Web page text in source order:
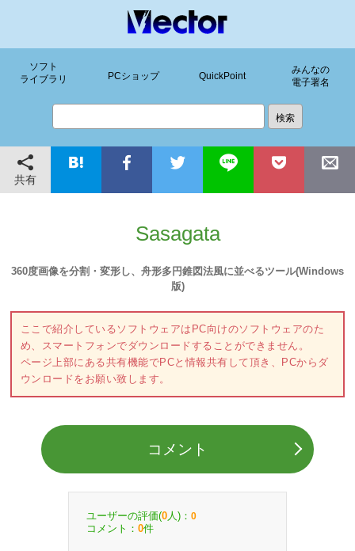
ソフト
ライブラリ
PCショップ QuickPoint
みんなの
電子署名
共有
Sasagata
360度画像を分割・変形し、舟形多円錐図法風に並べるツール(Windows
版)
ここで紹介しているソフトウェアはPC向けのソフトウェアのた
め、スマートフォンでダウンロードすることができません。
ページ上部にある共有機能でPCと情報共有して頂き、PCからダ
ウンロードをお願い致します。
コメント
ユーザーの評価(0 人)： 0
コメント： 0件